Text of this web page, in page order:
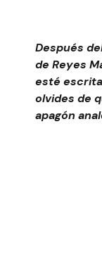
Después
de Reyes
esté
olvides de
apagón